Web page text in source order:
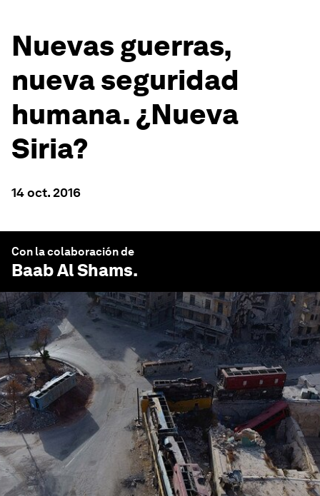
Nuevas guerras,
nueva seguridad
humana. ¿Nueva
Siria?
14 oct. 2016
Con la colaboración de
Baab Al Shams.